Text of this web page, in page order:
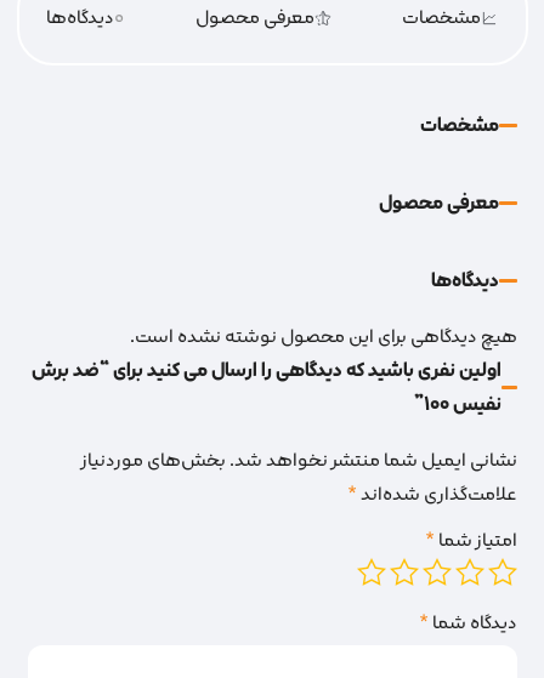
مشخصات معرفی محصول 0دیدگاه‌‌ها
مشخصات
معرفی محصول
دیدگاه‌‌ها
هیچ دیدگاهی برای این محصول نوشته نشده است.
اولین نفری باشید که دیدگاهی را ارسال می کنید برای “ضد برش
نفیس 100”
نشانی ایمیل شما منتشر نخواهد شد.بخش‌های موردنیاز
علامت‌گذاری شده‌اند*
امتیاز شما*
دیدگاه شما*